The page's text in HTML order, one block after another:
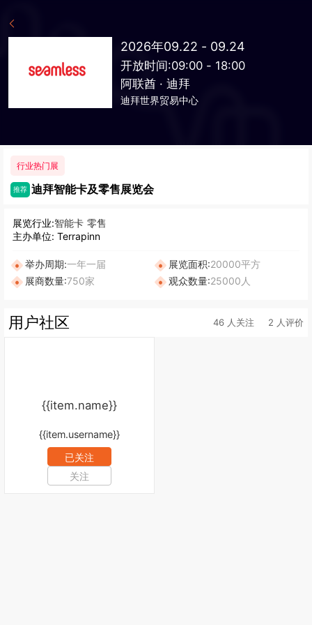
2026年09.22 - 09.24
开放时间:09:00 - 18:00
阿联酋 · 迪拜
迪拜世界贸易中心
行业热门展
推荐 迪拜智能卡及零售展览会
展览行业:智能卡 零售
主办单位: Terrapinn
举办周期:一年一届 展览面积:20000平方
展商数量:750家 观众数量:25000人
用户社区 46 人关注 2 人评价
{{item.name}}
{{item.username}}
已关注
关注